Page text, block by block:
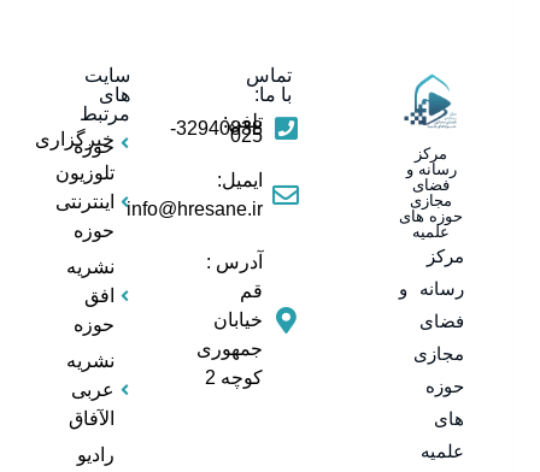
مرکز
رسانه و
فضای
مجازی
حوزه های
علمیه
مرکز
رسانه و
فضای
مجازی
حوزه
های
علمیه
تماس
با ما:
تلفن:
32940838- 025
ایمیل:
info@hresane.ir
آدرس :
قم
خیابان
جمهوری
کوچه 2
سایت
های
مرتبط
خبرگزاری
حوزه
تلوزیون
اینترنتی
حوزه
نشریه
افق
حوزه
نشریه
عربی
الآفاق
رادیو